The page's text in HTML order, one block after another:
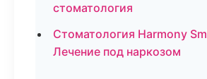
стоматология
Стоматология Harmony
Лечение под наркозом